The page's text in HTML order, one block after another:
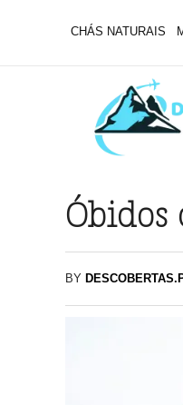
CHÁS NATURAIS
Óbidos
BY